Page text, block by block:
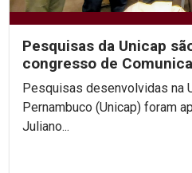
Pesquisas da Unicap
congresso de
Pesquisas desenvolvidas na
Pernambuco (Unicap) foram
Juliano...